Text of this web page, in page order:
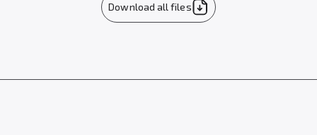
Download all files